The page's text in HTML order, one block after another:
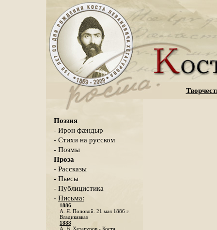
Поэзия
- Ирон фæндыр
- Стихи на русском
- Поэмы
Проза
- Рассказы
- Пьесы
- Публицистика
- Письма:
1886
А. Я. Поповой. 21 мая 1886 г.
Владикавказ
1888
A. В. Хетагуров - Коста